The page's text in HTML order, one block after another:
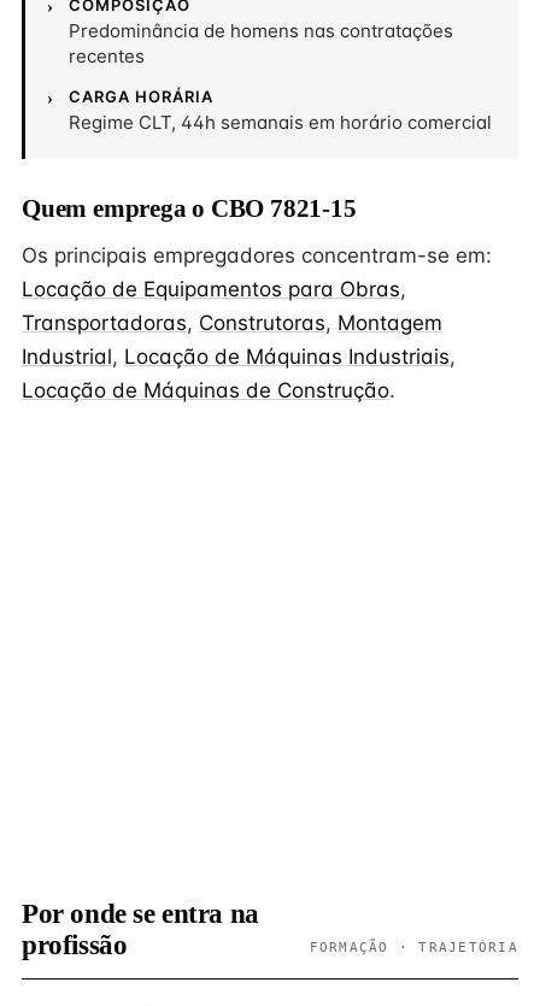
COMPOSIÇÃO
Predominância de homens nas contratações
recentes
CARGA HORÁRIA
Regime CLT, 44h semanais em horário comercial
Quem emprega o CBO 7821-15
Os principais empregadores concentram-se em:
Locação de Equipamentos para Obras,
Transportadoras, Construtoras, Montagem
Industrial, Locação de Máquinas Industriais,
Locação de Máquinas de Construção.
Por onde se entra na
profissão
FORMAÇÃO · TRAJETÓRIA